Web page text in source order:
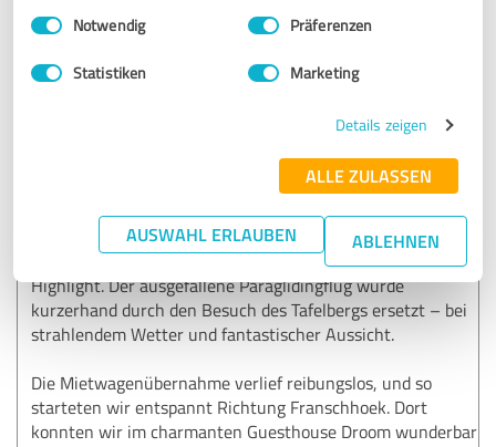
Impressum Datenschutzbestimmungen
Einwilligungsauswahl
Notwendig Präferenzen
Statistiken Marketing
Details zeigen
ALLE ZULASSEN
AUSWAHL ERLAUBEN ABLEHNEN
hervorragende Organisation und Planung unserer Reise
durch Südafrika bedanken. Es war eine rundum gelungene
Kombination aus beeindruckender Natur, exzellenter
Unterkunftsauswahl und perfekter logistischer
Bereits der Auftakt im Atzaro Cape Town Hotel war ein
Erlebnis auf Weltklasseniveau. Die Gastfreundschaft war
außergewöhnlich – jeder Wunsch wurde uns förmlich von
den Lippen abgelesen. Auch der Ausflug zum Kap der Guten
Hoffnung war dank unseres großartigen Guides ein echtes
Highlight. Der ausgefallene Paraglidingflug wurde
kurzerhand durch den Besuch des Tafelbergs ersetzt – bei
strahlendem Wetter und fantastischer Aussicht.
Die Mietwagenübernahme verlief reibungslos, und so
starteten wir entspannt Richtung Franschhoek. Dort
konnten wir im charmanten Guesthouse Droom wunderbar